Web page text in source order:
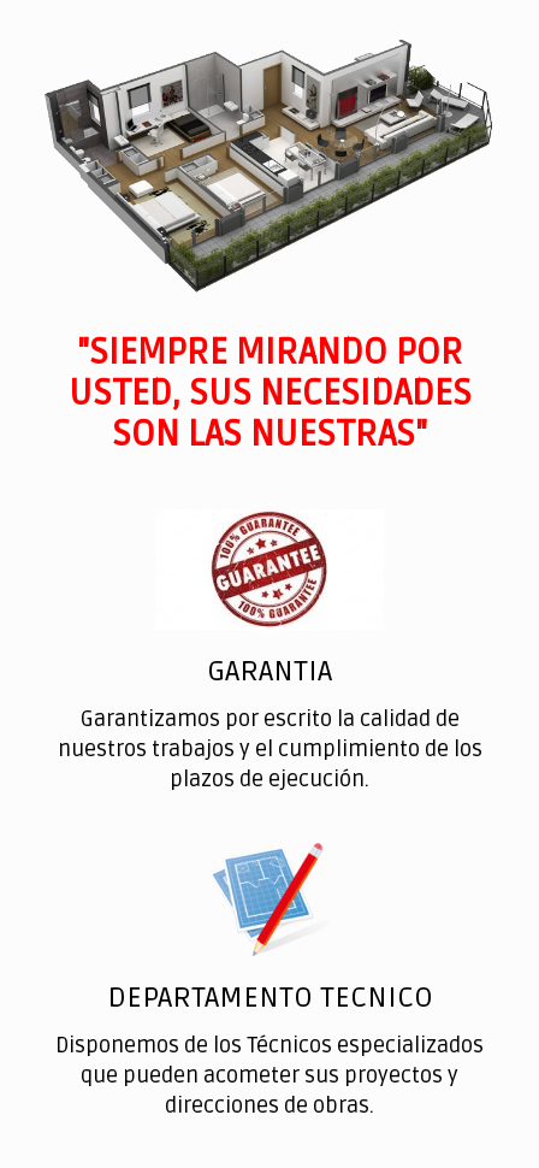
"SIEMPRE MIRANDO POR
USTED, SUS NECESIDADES
SON LAS NUESTRAS"
GARANTIA
Garantizamos por escrito la calidad de
nuestros trabajos y el cumplimiento de los
plazos de ejecución.
DEPARTAMENTO TECNICO
Disponemos de los Técnicos especializados
que pueden acometer sus proyectos y
direcciones de obras.